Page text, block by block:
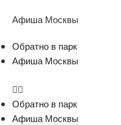
Афиша Москвы
Обратно в парк
Афиша Москвы
Обратно в парк
Афиша Москвы